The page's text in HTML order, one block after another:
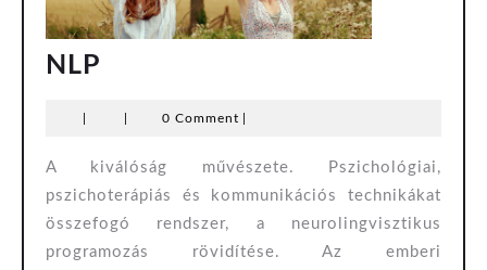
NLP
0 Comment
A kiválóság művészete. Pszichológiai,
pszichoterápiás és kommunikációs technikákat
összefogó rendszer, a neurolingvisztikus
programozás rövidítése. Az emberi